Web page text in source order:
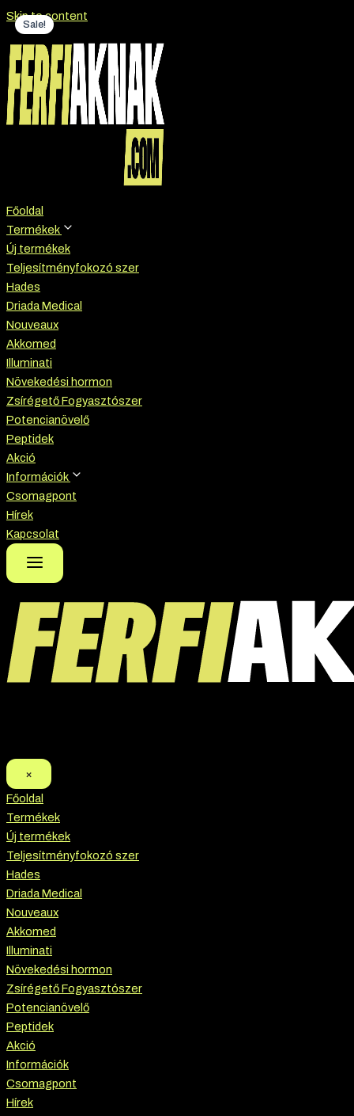
Skip to content
Főoldal
Termékek
Új termékek
Teljesítményfokozó szer
Hades
Driada Medical
Nouveaux
Akkomed
Illuminati
Növekedési hormon
Zsírégető Fogyasztószer
Potencianövelő
Peptidek
Akció
Információk
Csomagpont
Hírek
Kapcsolat
×
Főoldal
Termékek
Új termékek
Teljesítményfokozó szer
Hades
Driada Medical
Nouveaux
Akkomed
Illuminati
Növekedési hormon
Zsírégető Fogyasztószer
Potencianövelő
Peptidek
Akció
Információk
Csomagpont
Hírek
Sale!